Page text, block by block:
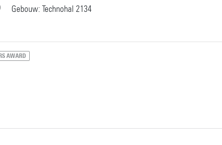
Gebouw: Technohal 2134
AWARD